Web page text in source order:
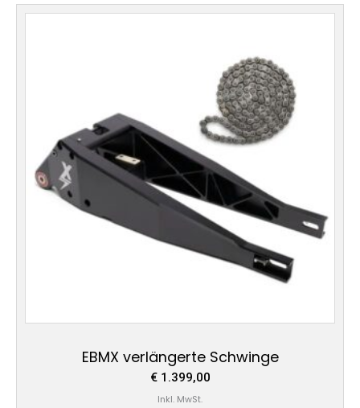
EBMX verlängerte Schwinge
€1.399,00
Inkl. MwSt.